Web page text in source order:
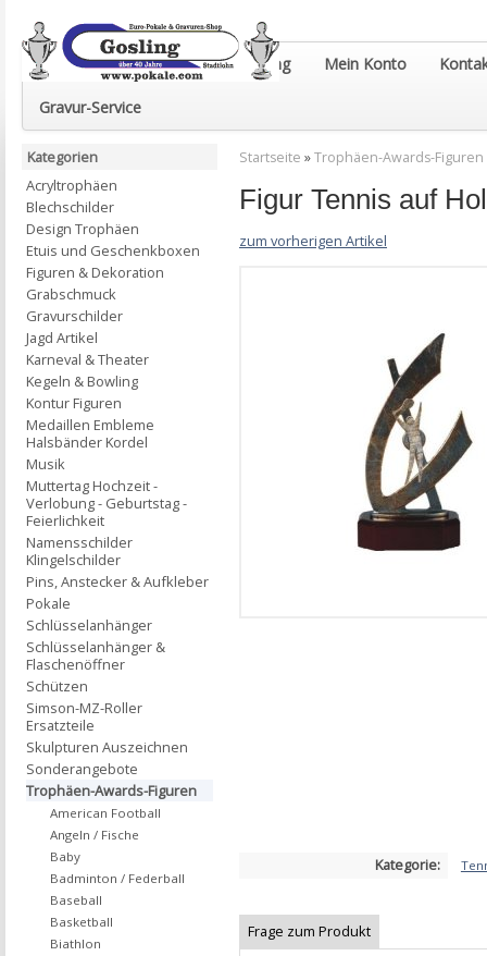
Euro-Pokale & Gravur-Shop Gosling Mein Konto
Gravur-Service
Startseite »Trophäen-Awards-Figuren
Figur Tennis auf
zum vorherigen Artikel
Kategorie:
Frage zum Produkt
Kategorien
Acryltrophäen
Blechschilder
Design Trophäen
Etuis und Geschenkboxen
Figuren & Dekoration
Grabschmuck
Gravurschilder
Jagd Artikel
Karneval & Theater
Kegeln & Bowling
Kontur Figuren
Medaillen Embleme
Halsbänder Kordel
Musik
Muttertag Hochzeit -
Verlobung - Geburtstag -
Feierlichkeit
Namensschilder
Klingelschilder
Pins, Anstecker & Aufkleber
Pokale
Schlüsselanhänger
Schlüsselanhänger &
Flaschenöffner
Schützen
Simson-MZ-Roller
Ersatzteile
Skulpturen Auszeichnen
Sonderangebote
Trophäen-Awards-Figuren
American Football
Angeln / Fische
Baby
Badminton / Federball
Baseball
Basketball
Biathlon